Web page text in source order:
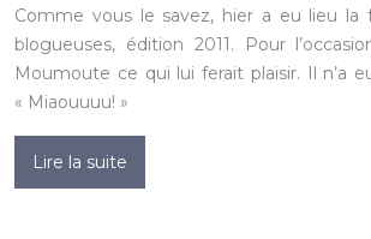
Comme vous le savez, hier a eu lieu la
blogueuses, édition 2011. Pour
Moumoute ce qui lui ferait plaisir. Il n’a
« Miaouuuu! »
Lire la suite